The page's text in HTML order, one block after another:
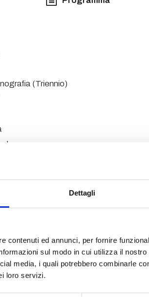
Dettagli
contenuti ed annunci, per fornire
sul modo in cui utilizza il
media, i quali potrebbero combinarle
loro servizi.
(Triennio)
le modalità di progettazione e
attenzione sarà dedicata allo
nel contesto del vitruvianesimo,
e all’evoluzione della
del teatro all’italiana.La formazione e il